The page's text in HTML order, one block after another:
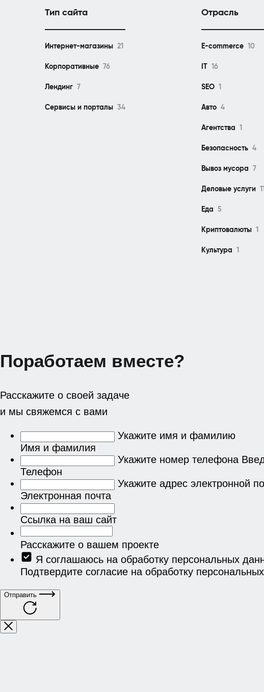
Тип сайта
Интернет-магазины 21
Корпоративные 76
Лендинг 7
Сервисы и порталы 34
Отрасль
E-commerce 10
16
SEO 1
Авто 4
Агентства 1
Безопасность 4
Вывоз мусора 7
Деловые услуги 11
Еда 5
Криптовалюты 1
Культура 1
Поработаем вместе?
Расскажите о своей задаче
и мы свяжемся с вами
Укажите имя и фамилию
Имя и фамилия
Укажите номер телефона
Телефон
Укажите адрес электронной
Электронная почта
Ссылка на ваш сайт
Расскажите о вашем проекте
Я соглашаюсь на обработку персональных
Подтвердите согласие на обработку
Отправить